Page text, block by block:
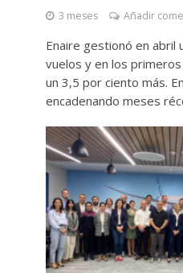
3 meses Añadir
Enaire gestionó en abril
vuelos y en los
un 3,5 por ciento más.
encadenando meses